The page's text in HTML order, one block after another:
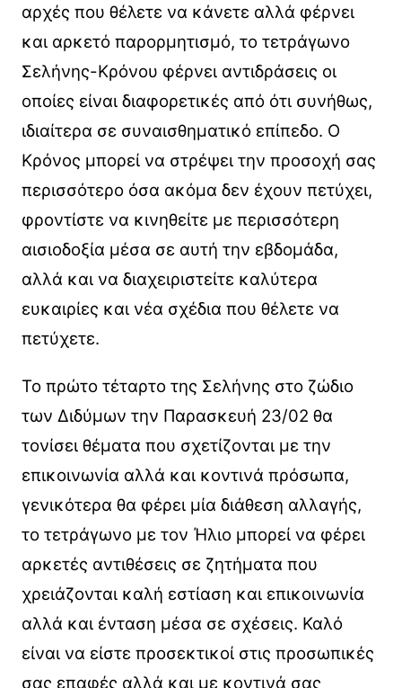
αρχές που θέλετε να κάνετε αλλά φέρνει
και αρκετό παρορμητισμό, το τετράγωνο
Σελήνης-Κρόνου φέρνει αντιδράσεις οι
οποίες είναι διαφορετικές από ότι συνήθως,
ιδιαίτερα σε συναισθηματικό επίπεδο. Ο
Κρόνος μπορεί να στρέψει την προσοχή σας
περισσότερο όσα ακόμα δεν έχουν πετύχει,
φροντίστε να κινηθείτε με περισσότερη
αισιοδοξία μέσα σε αυτή την εβδομάδα,
αλλά και να διαχειριστείτε καλύτερα
ευκαιρίες και νέα σχέδια που θέλετε να
πετύχετε.
Το πρώτο τέταρτο της Σελήνης στο ζώδιο
των Διδύμων την Παρασκευή 23/02 θα
τονίσει θέματα που σχετίζονται με την
επικοινωνία αλλά και κοντινά πρόσωπα,
γενικότερα θα φέρει μία διάθεση αλλαγής,
το τετράγωνο με τον Ήλιο μπορεί να φέρει
αρκετές αντιθέσεις σε ζητήματα που
χρειάζονται καλή εστίαση και επικοινωνία
αλλά και ένταση μέσα σε σχέσεις. Καλό
είναι να είστε προσεκτικοί στις προσωπικές
σας επαφές αλλά και με κοντινά σας